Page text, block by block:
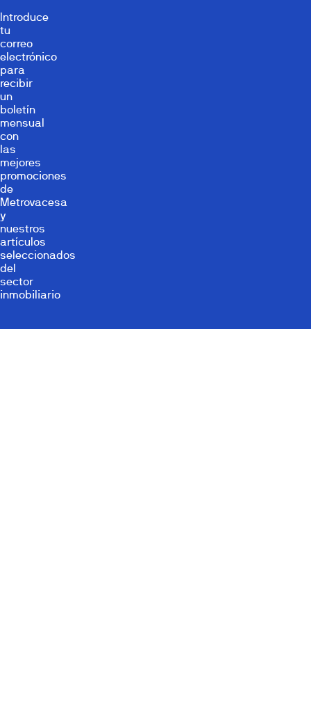
Introduce
tu
correo
electrónico
para
recibir
un
boletín
mensual
con
las
mejores
promociones
de
Metrovacesa
y
nuestros
artículos
seleccionados
del
sector
inmobiliario